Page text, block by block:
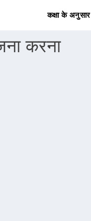
कक्षा के अनुसार
करना